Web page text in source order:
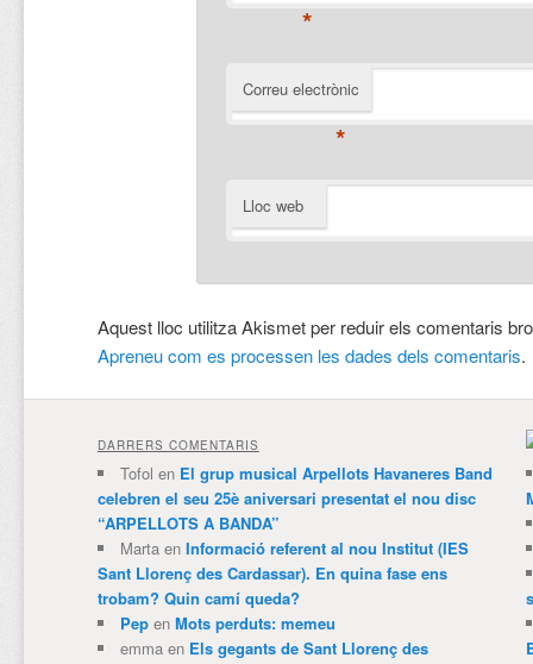
*
Correu electrònic
*
Lloc web
Aquest lloc utilitza Akismet per reduir els comentaris
Apreneu com es processen les dades dels comentaris.
DARRERS COMENTARIS
Tofol en El grup musical Arpellots Havaneres Band
celebren el seu 25è aniversari presentat el nou disc
“ARPELLOTS A BANDA”
Martaen Informació referent al nou Institut (IES
Sant Llorenç des Cardassar). En quina fase ens
trobam? Quin camí queda?
Pepen Mots perduts: memeu
emmaen Els gegants de Sant Llorenç des